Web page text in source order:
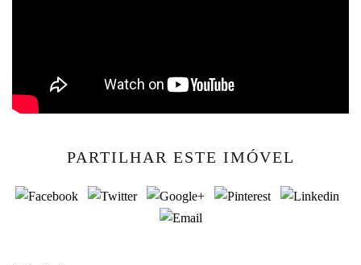
PARTILHAR ESTE IMÓVEL